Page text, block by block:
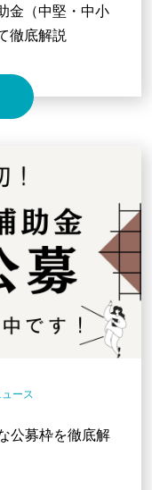
金（中堅・中小
徹底解説
ース
公募枠を徹底解